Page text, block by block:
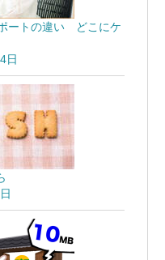
ートの違い どこにケ
日